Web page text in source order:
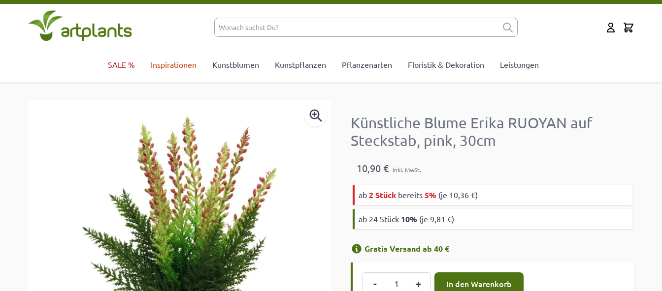
Zum Inhalt springen
Cart
SALE % Inspirationen Kunstblumen Kunstpflanzen Pflanzenarten Floristik & Dekoration Leistungen
Künstliche Blume Erika RUOYAN auf
Steckstab, pink, 30cm
10,90 € inkl. MwSt.
ab 2 Stück bereits 5% (je 10,36 €)
ab 24 Stück 10% (je 9,81 €)
Gratis Versand ab 40 €
- + In den Warenkorb